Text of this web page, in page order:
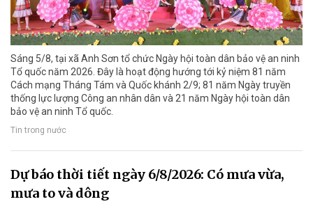
Sáng 5/8, tại xã Anh Sơn tổ chức Ngày hội toàn dân bảo vệ an ninh
Tổ quốc năm 2026. Đây là hoạt động hướng tới kỷ niệm 81 năm
Cách mạng Tháng Tám và Quốc khánh 2/9; 81 năm Ngày truyền
thống lực lượng Công an nhân dân và 21 năm Ngày hội toàn dân
bảo vệ an ninh Tổ quốc.
Tin trong nước
Dự báo thời tiết ngày 6/8/2026: Có mưa vừa,
mưa to và dông